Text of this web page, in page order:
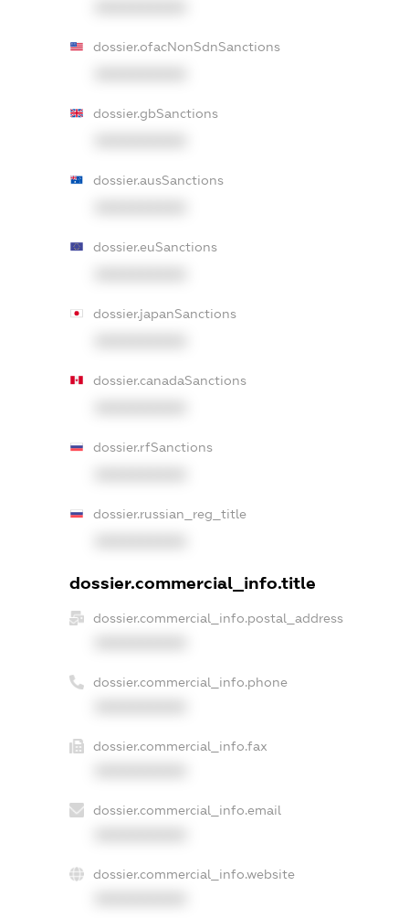
dossier.ofacNonSdnSanctions
dossier.gbSanctions
dossier.ausSanctions
dossier.euSanctions
dossier.japanSanctions
dossier.canadaSanctions
dossier.rfSanctions
dossier.russian_reg_title
dossier.commercial_info.title
dossier.commercial_info.postal_address
dossier.commercial_info.phone
dossier.commercial_info.fax
dossier.commercial_info.email
dossier.commercial_info.website